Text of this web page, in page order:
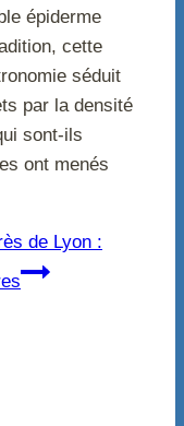
épiderme
cette
séduit
par la densité
sont-ils
ont menés
de Lyon :